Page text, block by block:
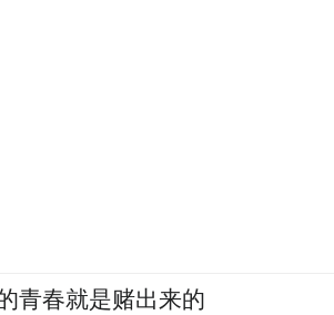
青春就是赌出来的